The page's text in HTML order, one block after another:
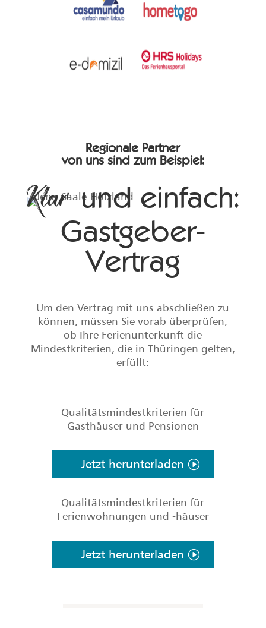
Regionale Partner
von uns sind zum Beispiel:
Klarund einfach:
Gastgeber-
Vertrag
Um den Vertrag mit uns abschließen zu
können, müssen Sie vorab überprüfen,
ob Ihre Ferienunterkunft die
Mindestkriterien, die in Thüringen gelten,
erfüllt:
Qualitätsmindestkriterien für
Gasthäuser und Pensionen
Jetzt herunterladen
Qualitätsmindestkriterien für
Ferienwohnungen und -häuser
Jetzt herunterladen